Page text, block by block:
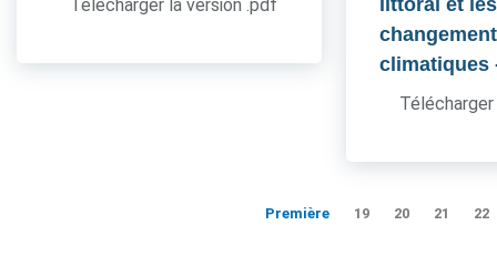
Télécharger la version .pdf
littoral et les
climatiques
Première 19 20 21 22